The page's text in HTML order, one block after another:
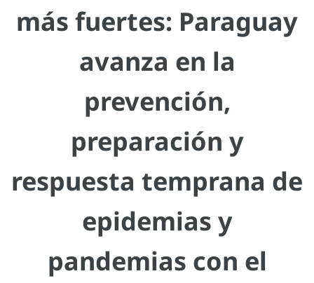
más fuertes: Paraguay
avanza en la
prevención,
preparación y
respuesta temprana de
epidemias y
pandemias con el